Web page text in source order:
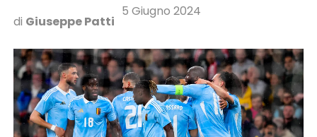
di Giuseppe Patti
5 Giugno 2024